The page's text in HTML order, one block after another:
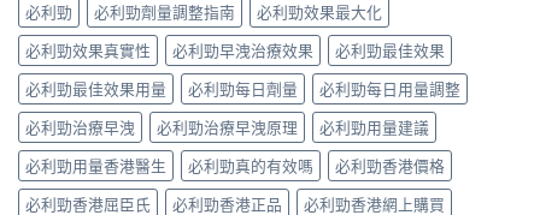
必利勁
必利勁劑量調整指南
必利勁效果最大化
必利勁效果真實性
必利勁早洩治療效果
必利勁最佳效果
必利勁最佳效果用量
必利勁每日劑量
必利勁每日用量調整
必利勁治療早洩
必利勁治療早洩原理
必利勁用量建議
必利勁用量香港醫生
必利勁真的有效嗎
必利勁香港價格
必利勁香港屈臣氏
必利勁香港正品
必利勁香港網上購買